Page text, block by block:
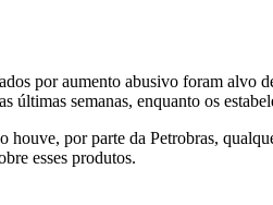
por aumento abusivo foram alvo
últimas semanas, enquanto os
houve, por parte da Petrobras,
esses produtos.